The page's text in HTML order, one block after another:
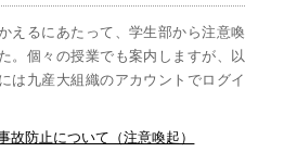
えるにあたって、学生部から注意喚
。個々の授業でも案内しますが、以
は九産大組織のアカウントでログイ
故防止について（注意喚起）